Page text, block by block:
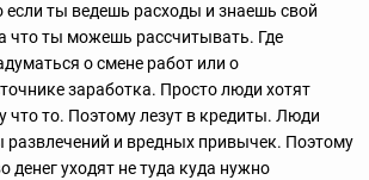
если ты ведешь расходы и знаешь свой
что ты можешь рассчитывать. Где
о смене работ или о
заработка. Просто люди хотят
что то. Поэтому лезут в кредиты. Люди
и вредных привычек. Поэтому
денег уходят не туда куда нужно